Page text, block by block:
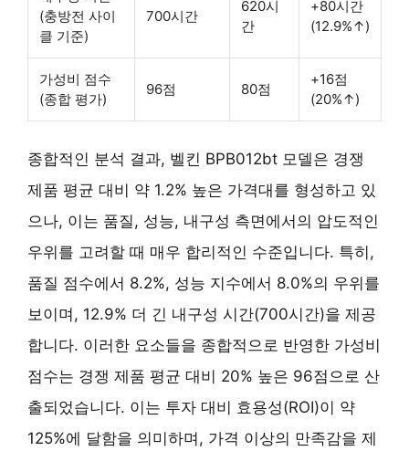
(충방전 사이
클 기준)
700시간
620시
간
+80시간
(12.9%↑)
가성비 점수
(종합 평가)
96점 80점
+16점
(20%↑)
종합적인 분석 결과, 벨킨 BPB012bt 모델은 경쟁
제품 평균 대비 약 1.2% 높은 가격대를 형성하고 있
으나, 이는 품질, 성능, 내구성 측면에서의 압도적인
우위를 고려할 때 매우 합리적인 수준입니다. 특히,
품질 점수에서 8.2%, 성능 지수에서 8.0%의 우위를
보이며, 12.9% 더 긴 내구성 시간(700시간)을 제공
합니다. 이러한 요소들을 종합적으로 반영한 가성비
점수는 경쟁 제품 평균 대비 20% 높은 96점으로 산
출되었습니다. 이는 투자 대비 효용성(ROI)이 약
125%에 달함을 의미하며, 가격 이상의 만족감을 제